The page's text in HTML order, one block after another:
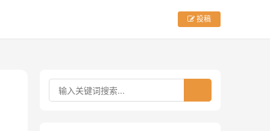
投稿